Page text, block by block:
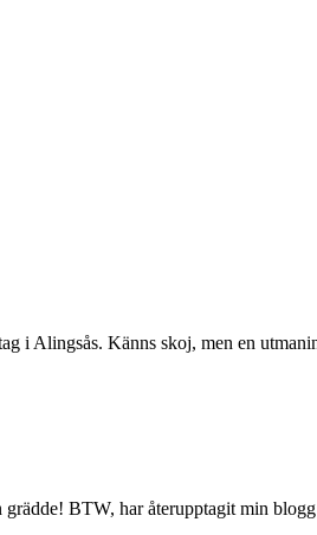
i Alingsås. Känns skoj, men en
BTW, har återupptagit min blogg